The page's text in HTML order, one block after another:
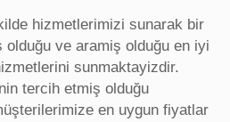
hizmetlerimizi sunarak bir
ve aramiş olduğu en iyi
sunmaktayizdir.
tercih etmiş olduğu
en uygun fiyatlar